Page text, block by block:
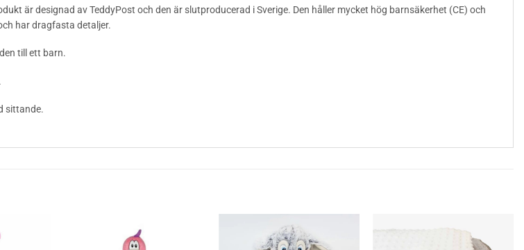
är designad av TeddyPost och den är slutproducerad i Sverige. Den håller mycket hög barnsäkerhet (CE) och
har dragfasta detaljer.
till ett barn.
sittande.